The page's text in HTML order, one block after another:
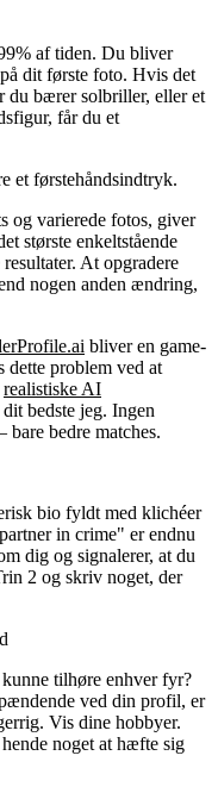
af tiden. Du bliver
dit første foto. Hvis det
du bærer solbriller, eller et
får du et
et førstehåndsindtryk.
og varierede fotos, giver
største enkeltstående
At opgradere
nogen anden ændring,
bliver en game-
dette problem ved at
realistiske AI
bedste jeg. Ingen
bare bedre matches.
bio fyldt med klichéer
in crime" er endnu
dig og signalerer, at du
2 og skriv noget, der
tilhøre enhver fyr?
ved din profil, er
Vis dine hobbyer.
noget at hæfte sig